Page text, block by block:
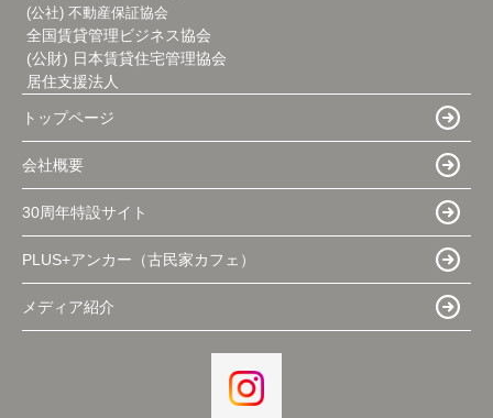
(公社) 不動産保証協会
全国賃貸管理ビジネス協会
(公財) 日本賃貸住宅管理協会
居住支援法人
トップページ
会社概要
30周年特設サイト
PLUS+アンカー（古民家カフェ）
メディア紹介